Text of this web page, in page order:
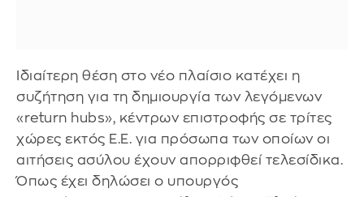
Ιδιαίτερη θέση στο νέο πλαίσιο κατέχει η
συζήτηση για τη δημιουργία των λεγόμενων
«return hubs», κέντρων επιστροφής σε τρίτες
χώρες εκτός Ε.Ε. για πρόσωπα των οποίων οι
αιτήσεις ασύλου έχουν απορριφθεί τελεσίδικα.
Όπως έχει δηλώσει ο υπουργός